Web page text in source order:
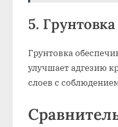
5.
Грунтовка
улучшает адгезию
слоев с